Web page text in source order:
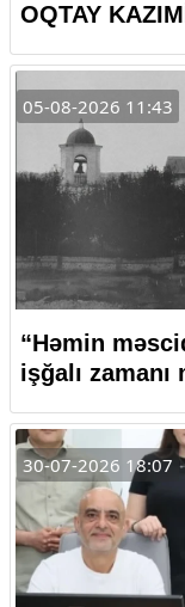
OQTAY
05-08-2026 11:43
“Həmin
işğalı
30-07-2026 18:07